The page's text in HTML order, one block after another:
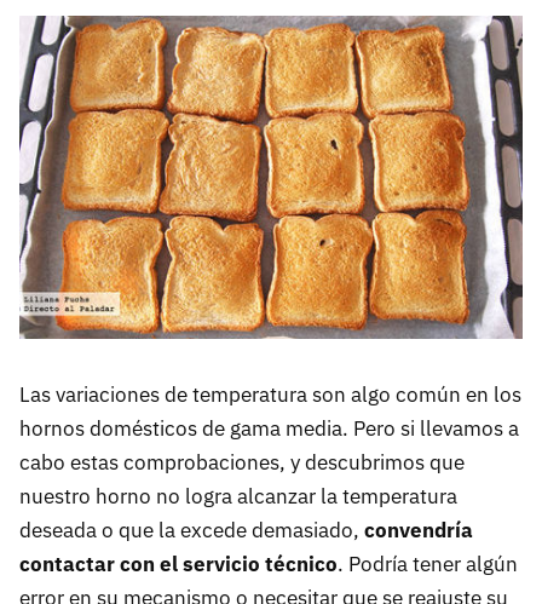
Las variaciones de temperatura son algo común en los
hornos domésticos de gama media. Pero si llevamos a
cabo estas comprobaciones, y descubrimos que
nuestro horno no logra alcanzar la temperatura
deseada o que la excede demasiado, convendría
contactar con el servicio técnico. Podría tener algún
error en su mecanismo o necesitar que se reajuste su